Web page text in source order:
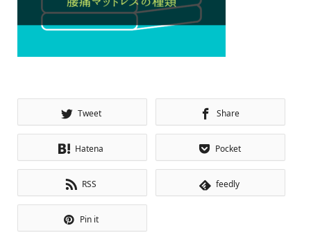
Tweet Share
Hatena Pocket
RSS feedly
Pin it